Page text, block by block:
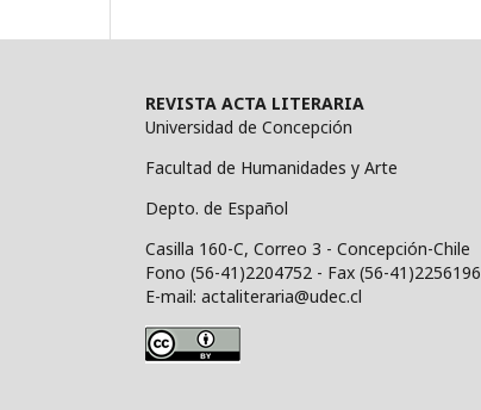
REVISTA ACTA LITERARIA
Universidad de Concepción
Facultad de Humanidades y Arte
Depto. de Español
Casilla 160-C, Correo 3 - Concepción-Chile
Fono (56-41)2204752 - Fax (56-41)2256196
E-mail: actaliteraria@udec.cl